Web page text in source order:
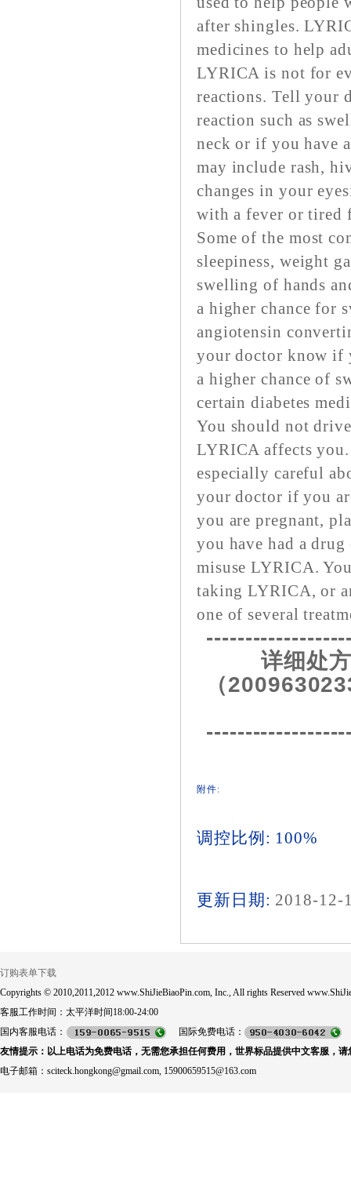
after shingles.
medicines to help
LYRICA is not for
reactions. Tell your
reaction such as
neck or if you have
may include rash,
changes in your
with a fever or tired
Some of the most
sleepiness, weight
swelling of hands
a higher chance for
angiotensin
your doctor know if
a higher chance of
certain diabetes
You should not
LYRICA affects
especially careful
your doctor if you
you are pregnant,
you have had a
misuse LYRICA.
taking LYRICA, or
one of several
详细处
（
附件:
调控比例: 100%
更新日期: 2018-12-
订购表单下载
Copyrights © 2010,2011,2012 www.ShiJieBiaoPin.com, Inc., All rights Reserved
客服工作时间：太平洋时间18:00-24:00
国内客服电话：
国际免费电话：
友情提示：以上电话为免费电话，无需您承担任何费用，世界标品提供中文客服，请
电子邮箱：sciteck.hongkong@gmail.com, 15900659515@163.com